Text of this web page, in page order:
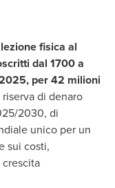
fisica al
dal 1700 a
per 42 milioni
di denaro
2030, di
unico per un
sui costi,